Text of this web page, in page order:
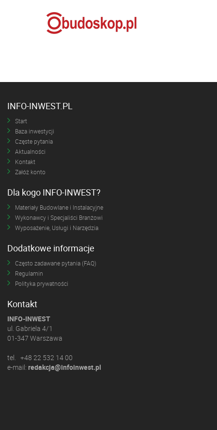
INFO-INWEST.PL
Start
Baza inwestycji
Częste pytania
Aktualności
Kontakt
Załóż konto
Dla kogo INFO-INWEST?
Materiały Budowlane i Instalacyjne
Wykonawcy i Specjaliści Branżowi
Wyposażenie, Usługi i Narzędzia
Dodatkowe informacje
Często zadawane pytania (FAQ)
Regulamin
Polityka prywatności
Kontakt
INFO-INWEST
ul. Gabriela 4/1
01-347 Warszawa
tel. +48 22 532 14 00
e-mail: redakcja@infoinwest.pl